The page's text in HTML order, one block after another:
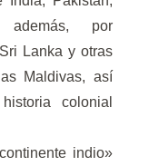
además, por
Lanka y otras
Maldivas, así
colonial
indio»